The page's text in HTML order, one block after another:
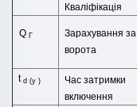
Кваліфікація
Q Г
Зарахування за
ворота
td(у)
Час затримки
включення